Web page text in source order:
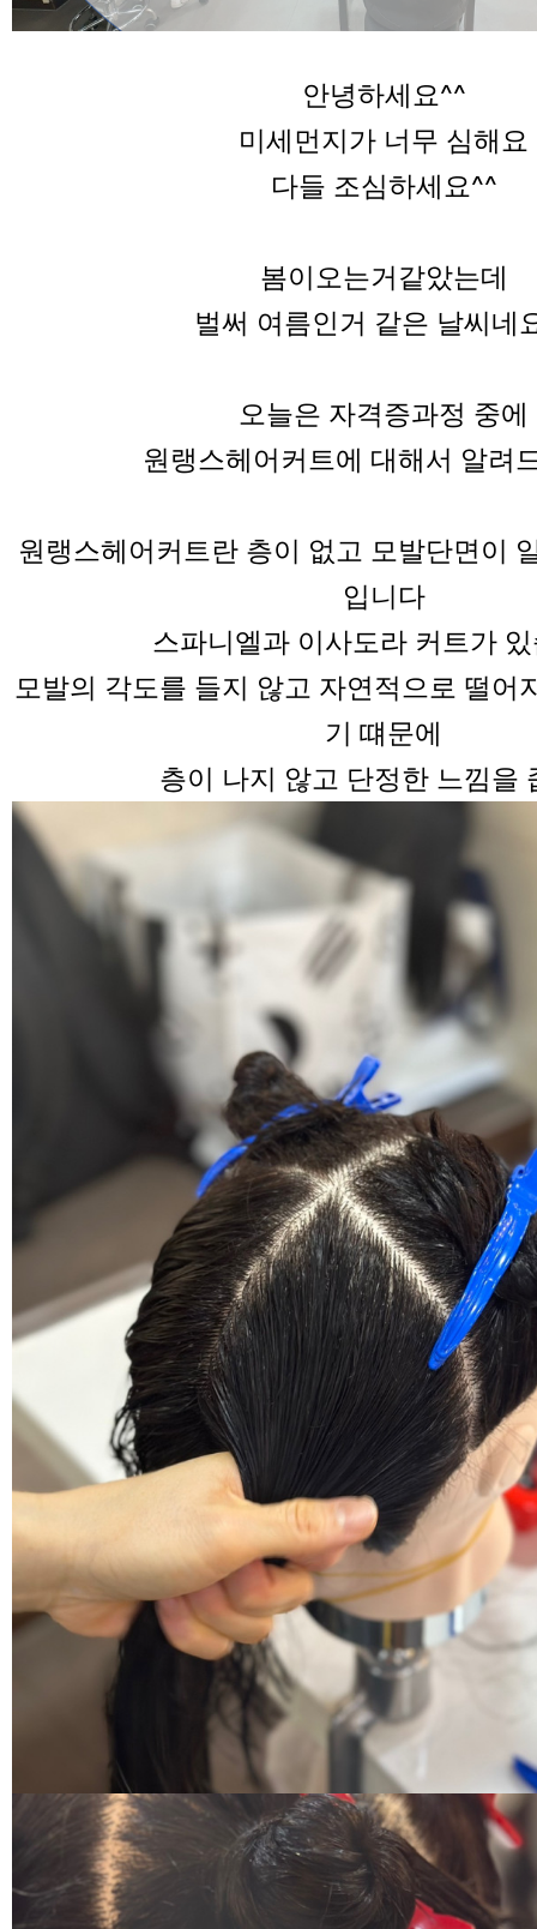
안녕하세요^^
미세먼지가 너무 심해요
다들 조심하세요^^
봄이오는거같았는데
벌써 여름인거 같은 날씨네
오늘은 자격증과정 중에
원랭스헤어커트에 대해서 알려
원랭스헤어커트란 층이 없고 모발단면이
입니다
스파니엘과 이사도라 커트가
모발의 각도를 들지 않고 자연적으로 떨어
기 떄문에
층이 나지 않고 단정한 느낌을